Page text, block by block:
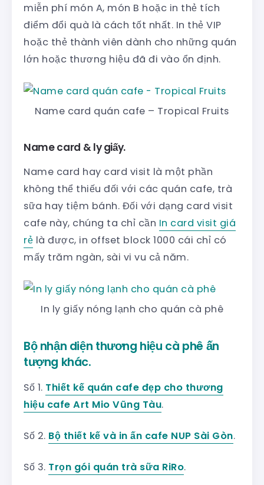
miễn phí món A, món B hoặc in thẻ tích
điểm đổi quà là cách tốt nhất. In thẻ VIP
hoặc thẻ thành viên dành cho những quán
lớn hoặc thương hiệu đã đi vào ổn định.
Name card quán cafe – Tropical Fruits
Name card & ly giấy.
Name card hay card visit là một phần
không thể thiếu đối với các quán cafe, trà
sữa hay tiệm bánh. Đối với dạng card visit
cafe này, chúng ta chỉ cần In card visit giá
rẻ là được, in offset block 1000 cái chỉ có
mấy trăm ngàn, sài vi vu cả năm.
In ly giấy nóng lạnh cho quán cà phê
Bộ nhận diện thương hiệu cà phê ấn
tượng khác.
Số 1. Thiết kế quán cafe đẹp cho thương
hiệu cafe Art Mio Vũng Tàu.
Số 2. Bộ thiết kế và in ấn cafe NUP Sài Gòn.
Số 3. Trọn gói quán trà sữa RiRo.